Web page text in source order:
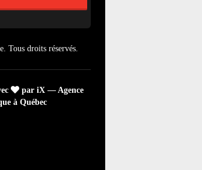
Tous droits réservés.
par iX — Agence
à Québec